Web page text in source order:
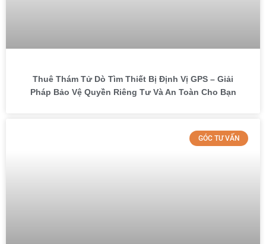
Thuê Thám Tử Dò Tìm Thiết Bị Định Vị GPS – Giải
Pháp Bảo Vệ Quyền Riêng Tư Và An Toàn Cho Bạn
GÓC TƯ VẤN